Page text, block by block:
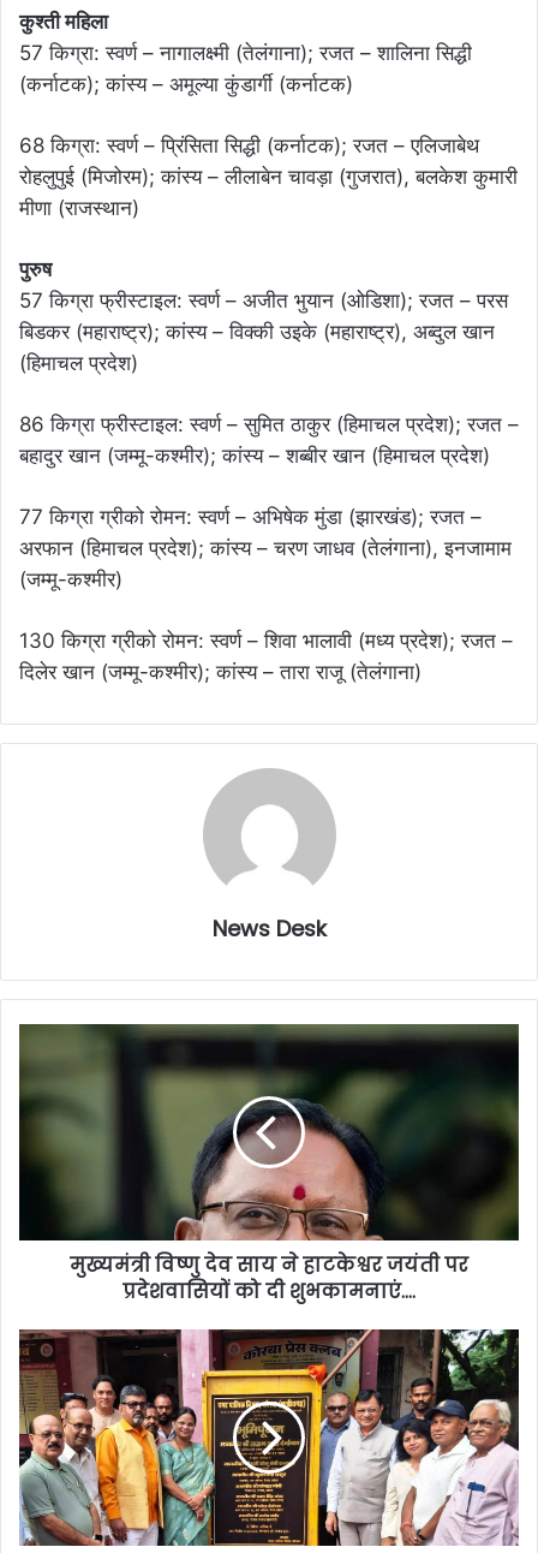
कुश्ती महिला
57 किग्रा: स्वर्ण – नागालक्ष्मी (तेलंगाना); रजत – शालिना सिद्धी
(कर्नाटक); कांस्य – अमूल्या कुंडार्गी (कर्नाटक)
68 किग्रा: स्वर्ण – प्रिंसिता सिद्धी (कर्नाटक); रजत – एलिजाबेथ
रोहलुपुई (मिजोरम); कांस्य – लीलाबेन चावड़ा (गुजरात), बलकेश कुमारी
मीणा (राजस्थान)
पुरुष
57 किग्रा फ्रीस्टाइल: स्वर्ण – अजीत भुयान (ओडिशा); रजत – परस
बिडकर (महाराष्ट्र); कांस्य – विक्की उइके (महाराष्ट्र), अब्दुल खान
(हिमाचल प्रदेश)
86 किग्रा फ्रीस्टाइल: स्वर्ण – सुमित ठाकुर (हिमाचल प्रदेश); रजत –
बहादुर खान (जम्मू-कश्मीर); कांस्य – शब्बीर खान (हिमाचल प्रदेश)
77 किग्रा ग्रीको रोमन: स्वर्ण – अभिषेक मुंडा (झारखंड); रजत –
अरफान (हिमाचल प्रदेश); कांस्य – चरण जाधव (तेलंगाना), इनजामाम
(जम्मू-कश्मीर)
130 किग्रा ग्रीको रोमन: स्वर्ण – शिवा भालावी (मध्य प्रदेश); रजत –
दिलेर खान (जम्मू-कश्मीर); कांस्य – तारा राजू (तेलंगाना)
News Desk
मुख्यमंत्री विष्णु देव साय ने हाटकेश्वर जयंती पर
प्रदेशवासियों को दी शुभकामनाएं….